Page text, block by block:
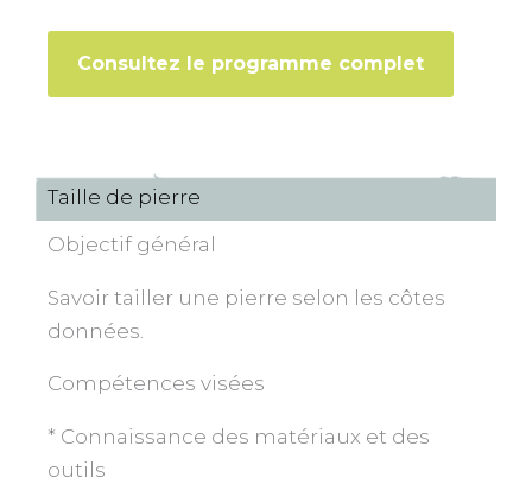
Consultez le programme complet
Taille de pierre
Objectif général
Savoir tailler une pierre selon les côtes
données.
Compétences visées
* Connaissance des matériaux et des
outils